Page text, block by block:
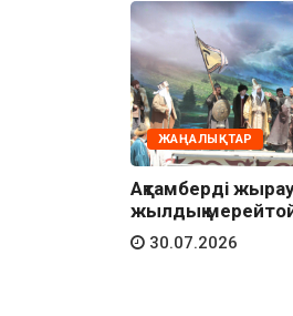
ЖАҢАЛЫҚТАР
Ақтамберді
жылдық
30.07.2026